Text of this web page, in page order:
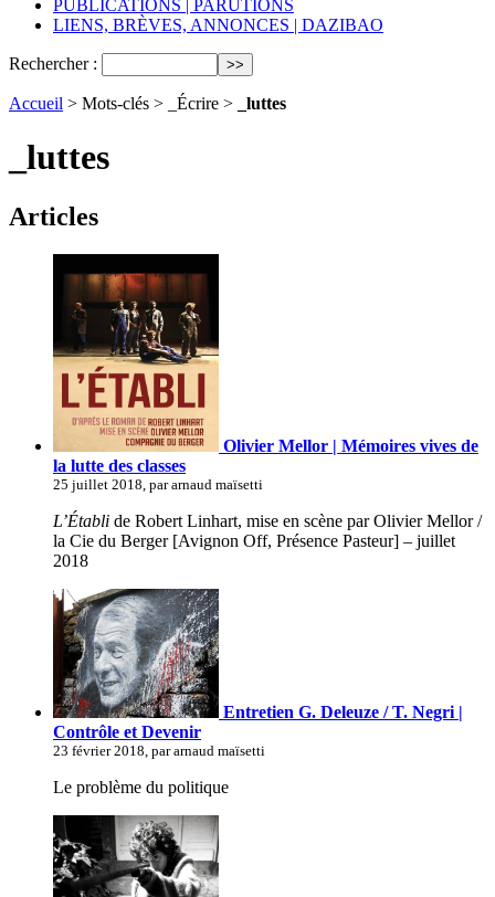
PUBLICATIONS | PARUTIONS
LIENS, BRÈVES, ANNONCES | DAZIBAO
Rechercher :
Accueil > Mots-clés > _Écrire > _luttes
_luttes
Articles
Olivier Mellor | Mémoires vives de
la lutte des classes
25 juillet 2018, par arnaud maïsetti
L’Établi de Robert Linhart, mise en scène par Olivier Mellor /
la Cie du Berger [Avignon Off, Présence Pasteur] – juillet
2018
Entretien G. Deleuze / T. Negri |
Contrôle et Devenir
23 février 2018, par arnaud maïsetti
Le problème du politique